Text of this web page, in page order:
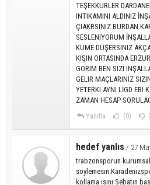
TEŞEKKURLER
INTIKAMINI ALDINIZ
ÇIAKRSINIZ BURDAN
SESLENIYORUM
KUME DÜŞERSINIZ
KIŞIN ORTASINDA
GORIM BEN SIZI
GELIR MAÇLARINIZ
YETERKI AYNI LİGD EBI
ZAMAN HESAP
Yanıtla (0)
hedef yanlıs / 27
trabzonsporun kurumsal
kollama ısını Sebatın